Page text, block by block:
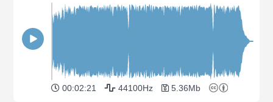
00:02:21 44100Hz 5.36Mb